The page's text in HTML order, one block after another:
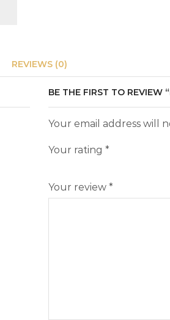
REVIEWS (0)
BE THE FIRST TO REVIEW
Your email address will
Your rating *
Your review *